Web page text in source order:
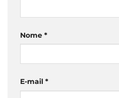
Nome *
E-mail *